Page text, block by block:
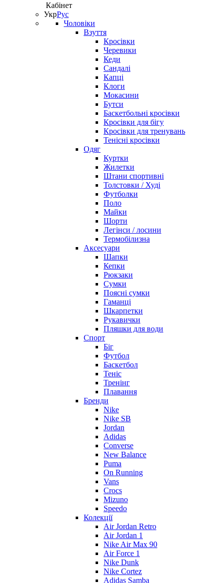
Кабінет
УкрРус
Чоловіки
Взуття
Кросівки
Черевики
Кеди
Сандалі
Капці
Клоги
Мокасини
Бутси
Баскетбольні кросівки
Кросівки для бігу
Кросівки для тренувань
Тенісні кросівки
Одяг
Куртки
Жилетки
Штани спортивні
Толстовки / Худі
Футболки
Поло
Майки
Шорти
Легінси / лосини
Термобілизна
Аксесуари
Шапки
Кепки
Рюкзаки
Сумки
Поясні сумки
Гаманці
Шкарпетки
Рукавички
Пляшки для води
Спорт
Біг
Футбол
Баскетбол
Теніс
Тренінг
Плавання
Бренди
Nike
Nike SB
Jordan
Adidas
Converse
New Balance
Puma
On Running
Vans
Crocs
Mizuno
Speedo
Колекції
Air Jordan Retro
Air Jordan 1
Nike Air Max 90
Air Force 1
Nike Dunk
Nike Cortez
Adidas Samba